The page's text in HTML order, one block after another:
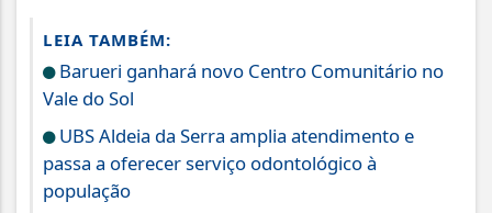
LEIA TAMBÉM:
Barueri ganhará novo Centro Comunitário no
Vale do Sol
UBS Aldeia da Serra amplia atendimento e
passa a oferecer serviço odontológico à
população